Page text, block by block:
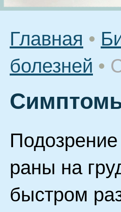
Главная •
болезней •
раны на
быстром